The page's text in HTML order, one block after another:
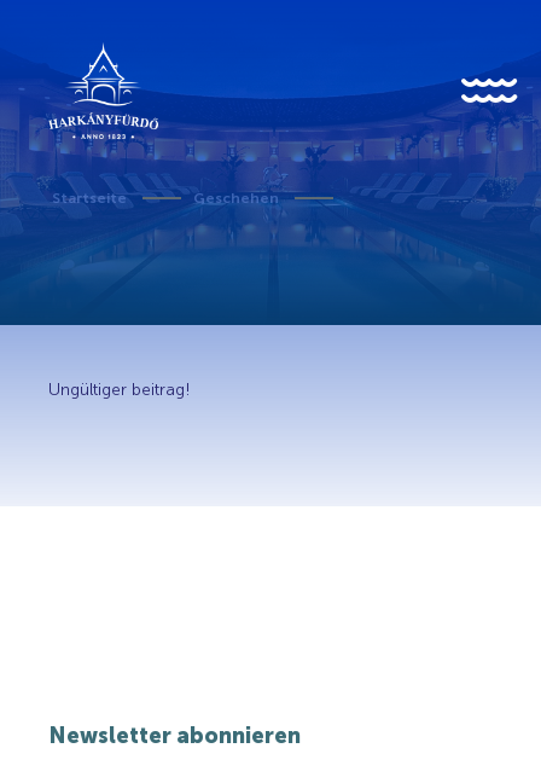
Über uns
Galerie
Heilbad
HU EN DE
Startseite Geschehen
Ungültiger beitrag!
Newsletter abonnieren